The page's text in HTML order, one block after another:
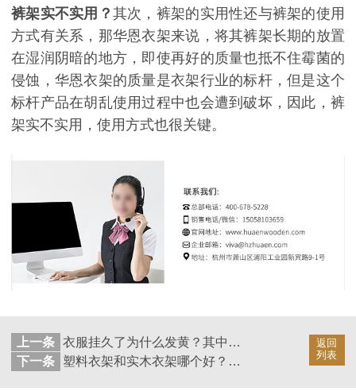
裤架实不实用？ 其次，裤架的实用性还与裤架的使用
方式有关系，那华恩衣架来说，将其裤架长期的放置
在湿润阴暗的地方，即使再好的质量也抵不住霉菌的
侵蚀，华恩衣架的质量是衣架行业的标杆，但是这个
标杆产品在胡乱使用过程中也会遭到破坏，因此，裤
架实不实用，使用方式也很关键。
返回
列表
上一条
衣服挂久了为什么发黄？其中原理你知道吗？【华恩衣架】
下一条
塑料衣架和实木衣架哪个好？用过了才知道【华恩衣架】